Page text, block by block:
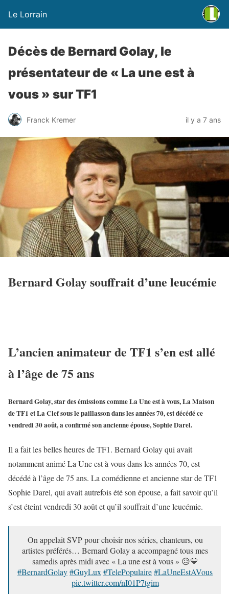
Le Lorrain
Décès de Bernard Golay, le
présentateur de « La une est à
vous » sur TF1
Franck Kremer il y a 7 ans
Bernard Golay souffrait d’une leucémie
L’ancien animateur de TF1 s’en est allé
à l’âge de 75 ans
Bernard Golay, star des émissions comme La Une est à vous, La Maison
de TF1 et La Clef sous le paillasson dans les années 70, est décédé ce
vendredi 30 août, a confirmé son ancienne épouse, Sophie Darel.
Il a fait les belles heures de TF1. Bernard Golay qui avait
notamment animé La Une est à vous dans les années 70, est
décédé à l’âge de 75 ans. La comédienne et ancienne star de TF1
Sophie Darel, qui avait autrefois été son épouse, a fait savoir qu’il
s’est éteint vendredi 30 août et qu’il souffrait d’une leucémie.
On appelait SVP pour choisir nos séries, chanteurs, ou
artistes préférés… Bernard Golay a accompagné tous mes
samedis après midi avec « La une est à vous » 😥💛
#BernardGolay#GuyLux #TelePopulaire#LaUneEstAVous
pic.twitter.com/nI01P7tgim